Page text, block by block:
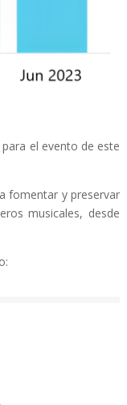
el evento de este
fomentar y preservar
musicales, desde